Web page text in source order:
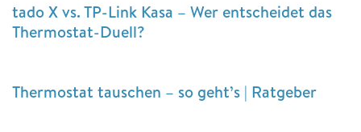
tado X vs. TP-Link Kasa – Wer entscheidet das
Thermostat-Duell?
Thermostat tauschen – so geht’s | Ratgeber